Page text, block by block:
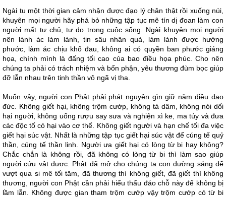
Ngài tu một thời gian cảm nhận được đạo lý chân thật rồi xuống núi,
khuyên mọi người hãy phá bỏ những tập tục mê tín dị đoan làm con
người mất tự chủ, tự do trong cuộc sống. Ngài khuyên mọi người
nên lánh ác làm lành, tin sâu nhân quả, làm lành được hưởng
phước, làm ác chịu khổ đau, không ai có quyền ban phước giáng
họa, chính mình là đấng tối cao của bao điều họa phúc. Cho nên
chúng ta phải có trách nhiệm và bổn phận, yêu thương đùm bọc giúp
đỡ lẫn nhau trên tinh thần vô ngã vị tha.
Muốn vậy, người con Phật phải phát nguyện gìn giữ năm điều đạo
đức. Không giết hại, không trộm cướp, không tà dâm, không nói dối
hại người, không uống rượu say sưa và nghiện xì ke, ma túy và đưa
các độc tố có hại vào cơ thể. Không giết người và hạn chế tối đa việc
giết hại súc vật. Nhất là những tập tục giết hại súc vật để cúng tế quỷ
thần, cúng tế thần linh. Người ưa giết hại có lòng từ bi hay không?
Chắc chắn là không rồi, đã không có lòng từ bi thì làm sao giúp
người cứu vật được. Phật đã mở cho chúng ta con đường sáng để
vượt qua si mê tối tăm, đã thương thì không giết, đã giết thì không
thương, người con Phật cần phải hiểu thấu đáo chỗ này để không bị
lầm lẫn. Không được gian tham trộm cướp vậy trộm cướp có từ bi